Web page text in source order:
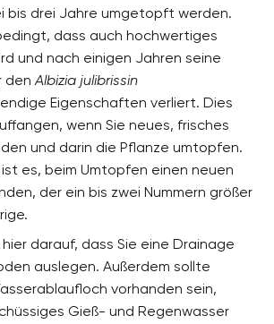
bis drei Jahre umgetopft werden.
dass auch hochwertiges
und nach einigen Jahren seine
den Albizia julibrissin
Eigenschaften verliert. Dies
wenn Sie neues, frisches
und darin die Pflanze umtopfen.
es, beim Umtopfen einen neuen
der ein bis zwei Nummern größer
darauf, dass Sie eine Drainage
auslegen. Außerdem sollte
vorhanden sein,
Gieß- und Regenwasser